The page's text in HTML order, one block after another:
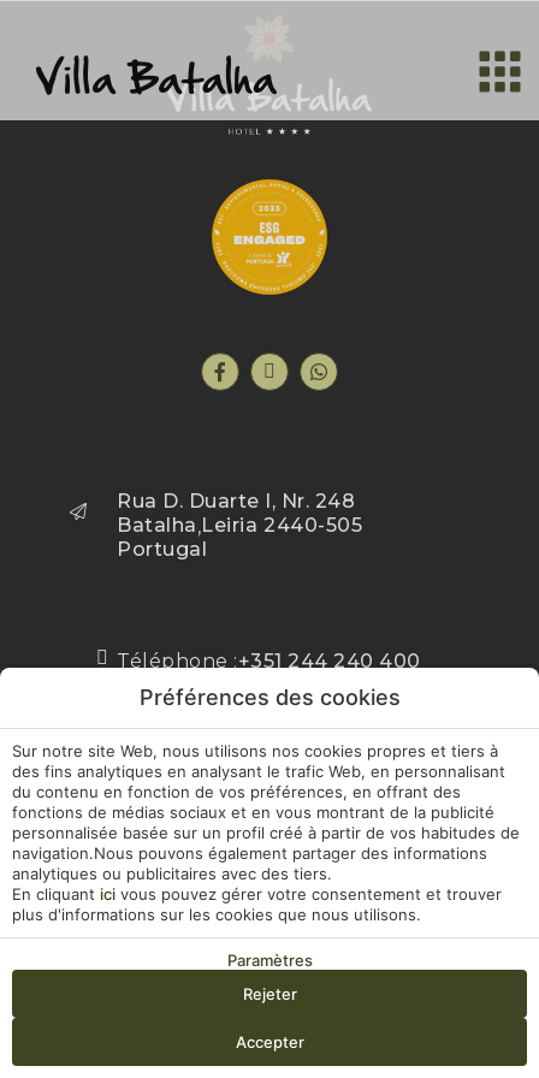
Rua D. Duarte I, Nr. 248
Batalha,Leiria 2440-505
Portugal
Téléphone :+351 244 240 400
geral@hotelvillabatalha.com
MA RÉSERVATION DÉVELOPPÉ PARMIRAI
Préférences des cookies
Sur notre site Web, nous utilisons nos cookies propres et tiers à
des fins analytiques en analysant le trafic Web, en personnalisant
du contenu en fonction de vos préférences, en offrant des
fonctions de médias sociaux et en vous montrant de la publicité
personnalisée basée sur un profil créé à partir de vos habitudes de
navigation.Nous pouvons également partager des informations
analytiques ou publicitaires avec des tiers.
En cliquant ici vous pouvez gérer votre consentement et trouver
plus d'informations sur les cookies que nous utilisons.
Paramètres
Rejeter
Accepter